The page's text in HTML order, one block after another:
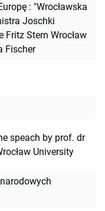
: "Wrocławska
Joschki
Fritz Stern Wrocław
Fischer
speach by prof. dr
University